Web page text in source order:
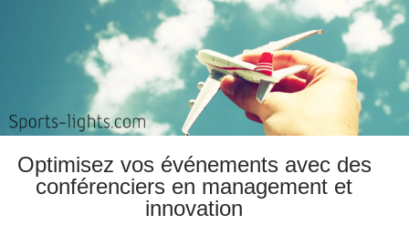
Optimisez vos événements avec des
conférenciers en management et
innovation